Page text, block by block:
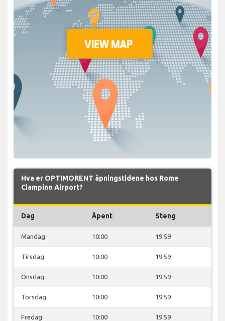
Hva er OPTIMORENT åpningstidene hos Rome
Ciampino Airport?
Dag Åpent Steng
Mandag 10:00 19:59
Tirsdag 10:00 19:59
Onsdag 10:00 19:59
Torsdag 10:00 19:59
Fredag 10:00 19:59